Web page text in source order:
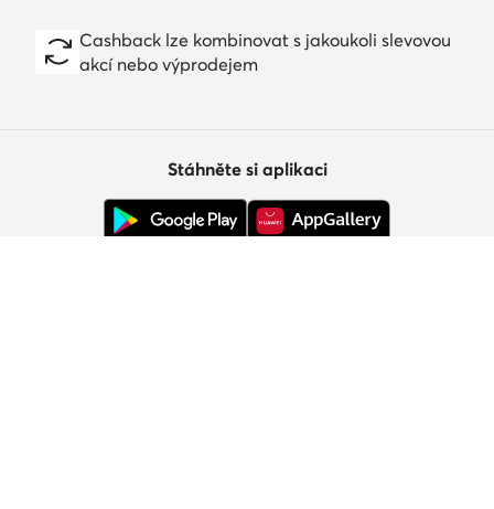
Cashback lze kombinovat s jakoukoli slevovou
akcí nebo výprodejem
Stáhněte si aplikaci